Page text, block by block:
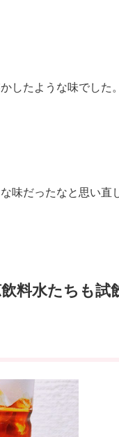
したような味でした
味だったなと思い
料水たちも試